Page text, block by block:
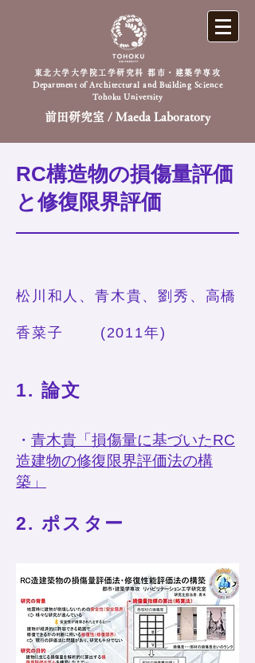
前田研究室 / Maeda Laboratory
東北大学大学院工学研究科 都市・建築学専攻
Department of Architectural and Building Science
Tohoku University
RC構造物の損傷量評価
と修復限界評価
松川和人、青木貴、劉秀、高橋
香菜子 (2011年)
1. 論文​
​・ 青木貴「損傷量に基づいたRC
造建物の修復限界評価法の構
築」
2. ポスター​